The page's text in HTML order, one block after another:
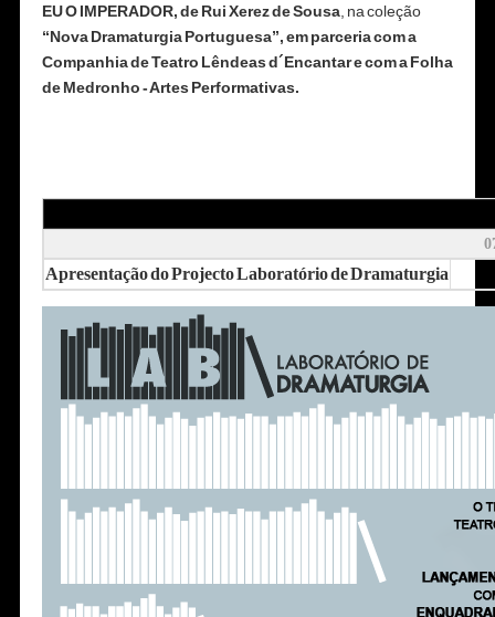
EU O IMPERADOR, de Rui Xerez de Sousa , na coleção
“Nova Dramaturgia Portuguesa”, em parceria com a
Companhia de Teatro Lêndeas d´Encantar e com a Folha
de Medronho - Artes Performativas.
Apresentação do Projecto Laboratório de Dramaturgia